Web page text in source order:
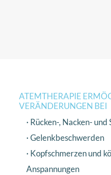
ATEMTHERAPIE
VERÄNDERUNGEN BEI
· Rücken-, Nacken-
· Gelenkbeschwerden
· Kopfschmerzen und
Anspannungen